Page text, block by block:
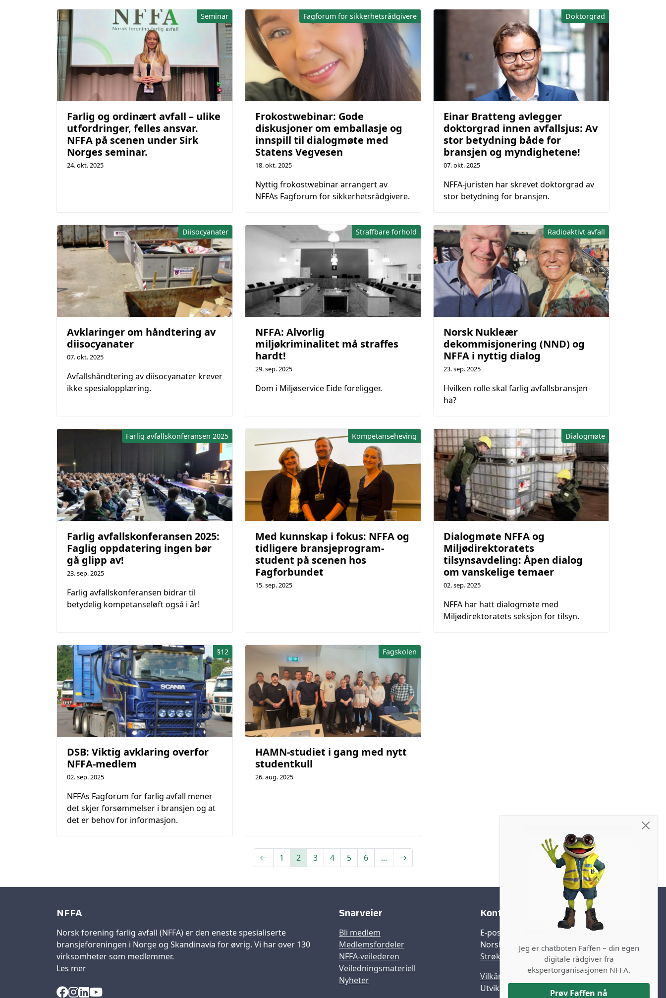
Seminar
Farlig og ordinært avfall – ulike
utfordringer, felles ansvar.
NFFA på scenen under Sirk
Norges seminar.
24. okt. 2025
Fagforum for sikkerhetsrådgivere
Frokostwebinar: Gode
diskusjoner om emballasje og
innspill til dialogmøte med
Statens Vegvesen
18. okt. 2025
Nyttig frokostwebinar arrangert av
NFFAs Fagforum for sikkerhetsrådgivere.
Doktorgrad
Einar Bratteng avlegger
doktorgrad innen avfallsjus: Av
stor betydning både for
bransjen og myndighetene!
07. okt. 2025
NFFA-juristen har skrevet doktorgrad av
stor betydning for bransjen.
Diisocyanater
Avklaringer om håndtering av
diisocyanater
07. okt. 2025
Avfallshåndtering av diisocyanater krever
ikke spesialopplæring.
Straffbare forhold
NFFA: Alvorlig
miljøkriminalitet må straffes
hardt!
29. sep. 2025
Dom i Miljøservice Eide foreligger.
Radioaktivt avfall
Norsk Nukleær
dekommisjonering (NND) og
NFFA i nyttig dialog
23. sep. 2025
Hvilken rolle skal farlig avfallsbransjen
ha?
Farlig avfallskonferansen 2025
Farlig avfallskonferansen 2025:
Faglig oppdatering ingen bør
gå glipp av!
23. sep. 2025
Farlig avfallskonferansen bidrar til
betydelig kompetanseløft også i år!
Kompetanseheving
Med kunnskap i fokus: NFFA og
tidligere bransjeprogram-
student på scenen hos
Fagforbundet
15. sep. 2025
Dialogmøte
Dialogmøte NFFA og
Miljødirektoratets
tilsynsavdeling: Åpen dialog
om vanskelige temaer
02. sep. 2025
NFFA har hatt dialogmøte med
Miljødirektoratets seksjon for tilsyn.
§12
DSB: Viktig avklaring overfor
NFFA-medlem
02. sep. 2025
NFFAs Fagforum for farlig avfall mener
det skjer forsømmelser i bransjen og at
det er behov for informasjon.
Fagskolen
HAMN-studiet i gang med nytt
studentkull
26. aug. 2025
1 2(
c
t
3 4 5 6 ...
NFFA
Norsk forening farlig avfall (NFFA) er den eneste spesialiserte
bransjeforeningen i Norge og Skandinavia for øvrig. Vi har over 130
virksomheter som medlemmer.
Les mer
Snarveier
Bli medlem
Medlemsfordeler
NFFA-veilederen
Veiledningsmateriell
Nyheter
Kontakt oss
E-post:
Norsk forening farlig avfall (NFFA)
Strøket 9, 1383 Asker
Vilkår og personvern
Utviklet av
Promsys
Jeg er chatboten Faffen – din egen
digitale rådgiver fra
ekspertorganisasjonen NFFA.
Prøv Faffen nå